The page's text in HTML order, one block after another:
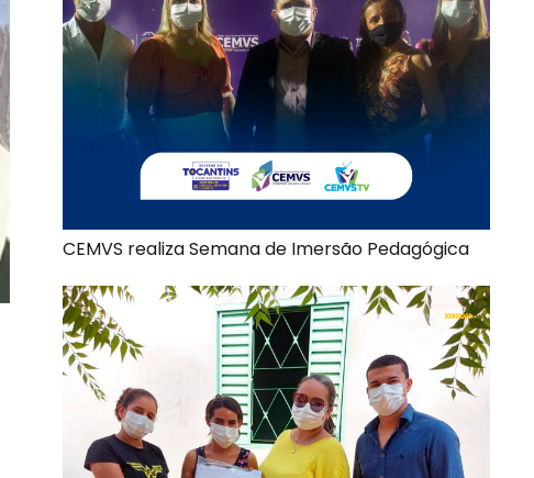
CEMVS realiza Semana de Imersão Pedagógica